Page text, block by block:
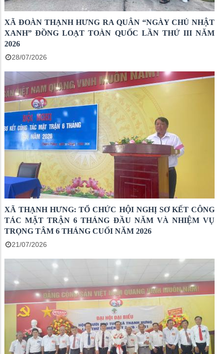
XÃ ĐOÀN THẠNH HƯNG RA QUÂN “NGÀY CHỦ NHẬT
XANH” ĐỒNG LOẠT TOÀN QUỐC LẦN THỨ III NĂM
2026
28/07/2026
XÃ THẠNH HƯNG: TỔ CHỨC HỘI NGHỊ SƠ KẾT CÔNG
TÁC MẶT TRẬN 6 THÁNG ĐẦU NĂM VÀ NHIỆM VỤ
TRỌNG TÂM 6 THÁNG CUỐI NĂM 2026
21/07/2026